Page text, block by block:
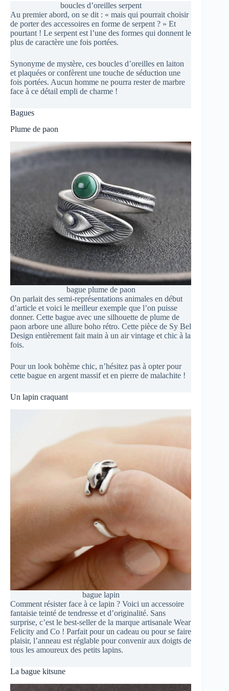
boucles d’oreilles serpent
Au premier abord, on se dit : « mais qui pourrait choisir
de porter des accessoires en forme de serpent ? » Et
pourtant ! Le serpent est l’une des formes qui donnent le
plus de caractère une fois portées.
Synonyme de mystère, ces boucles d’oreilles en laiton
et plaquées or confèrent une touche de séduction une
fois portées. Aucun homme ne pourra rester de marbre
face à ce détail empli de charme !
Bagues
Plume de paon
bague plume de paon
On parlait des semi-représentations animales en début
d’article et voici le meilleur exemple que l’on puisse
donner. Cette bague avec une silhouette de plume de
paon arbore une allure boho rétro. Cette pièce de Sy Bel
Design entièrement fait main à un air vintage et chic à la
fois.
Pour un look bohème chic, n’hésitez pas à opter pour
cette bague en argent massif et en pierre de malachite !
Un lapin craquant
bague lapin
Comment résister face à ce lapin ? Voici un accessoire
fantaisie teinté de tendresse et d’originalité. Sans
surprise, c’est le best-seller de la marque artisanale Wear
Felicity and Co ! Parfait pour un cadeau ou pour se faire
plaisir, l’anneau est réglable pour convenir aux doigts de
tous les amoureux des petits lapins.
La bague kitsune